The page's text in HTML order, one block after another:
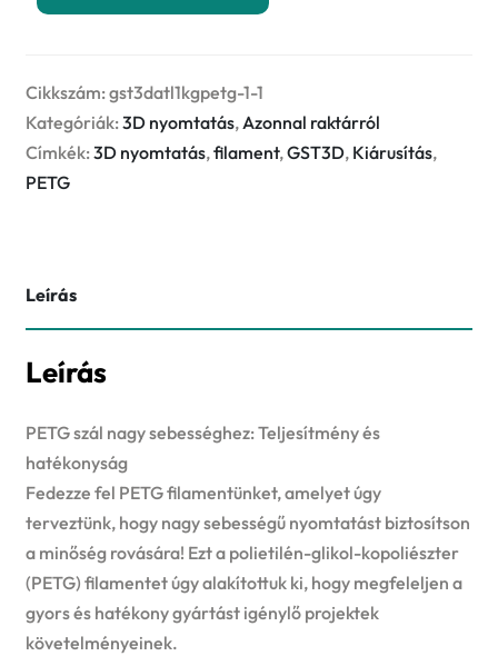
5
x
1kg
Átlátszó
Cikkszám:gst3datl1kgpetg-1-1
Kategóriák:3D nyomtatás, Azonnal raktárról
Címkék:3D nyomtatás,filament,GST3D, Kiárusítás,
PETG
Leírás
Leírás
PETG szál nagy sebességhez: Teljesítmény és
hatékonyság
Fedezze fel PETG filamentünket, amelyet úgy
terveztünk, hogy nagy sebességű nyomtatást biztosítson
a minőség rovására! Ezt a polietilén-glikol-kopoliészter
(PETG) filamentet úgy alakítottuk ki, hogy megfeleljen a
gyors és hatékony gyártást igénylő projektek
követelményeinek.